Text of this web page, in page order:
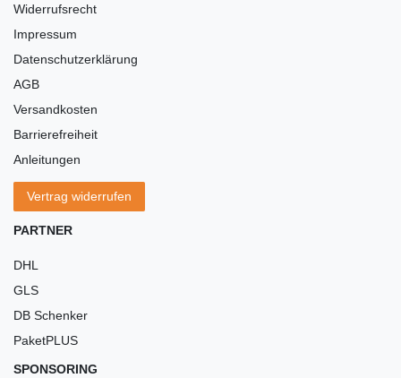
Widerrufsrecht
Impressum
Datenschutzerklärung
AGB
Versandkosten
Barrierefreiheit
Anleitungen
Vertrag widerrufen
PARTNER
DHL
GLS
DB Schenker
PaketPLUS
SPONSORING